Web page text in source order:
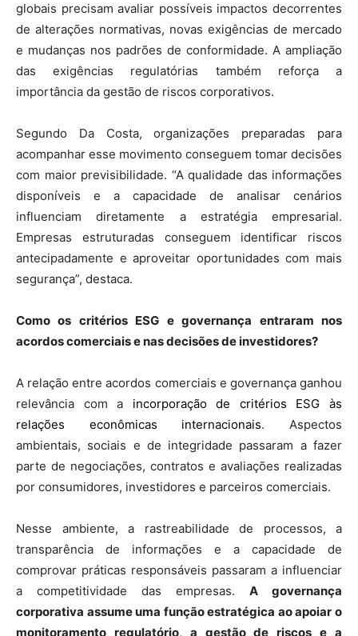
globais precisam avaliar possíveis impactos decorrentes
de alterações normativas, novas exigências de mercado
e mudanças nos padrões de conformidade. A ampliação
das exigências regulatórias também reforça a
importância da gestão de riscos corporativos.
Segundo Da Costa, organizações preparadas para
acompanhar esse movimento conseguem tomar decisões
com maior previsibilidade. “A qualidade das informações
disponíveis e a capacidade de analisar cenários
influenciam diretamente a estratégia empresarial.
Empresas estruturadas conseguem identificar riscos
antecipadamente e aproveitar oportunidades com mais
segurança”, destaca.
Como os critérios ESG e governança entraram nos
acordos comerciais e nas decisões de investidores?
A relação entre acordos comerciais e governança ganhou
relevância com a incorporação de critérios ESG às
relações econômicas internacionais. Aspectos
ambientais, sociais e de integridade passaram a fazer
parte de negociações, contratos e avaliações realizadas
por consumidores, investidores e parceiros comerciais.
Nesse ambiente, a rastreabilidade de processos, a
transparência de informações e a capacidade de
comprovar práticas responsáveis passaram a influenciar
a competitividade das empresas. A governança
corporativa assume uma função estratégica ao apoiar o
monitoramento regulatório, a gestão de riscos e a